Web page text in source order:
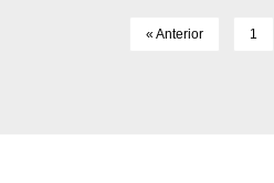
« Anterior 1